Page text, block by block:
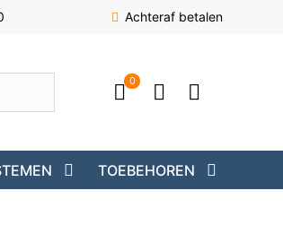
Achteraf betalen
0
TOEBEHOREN